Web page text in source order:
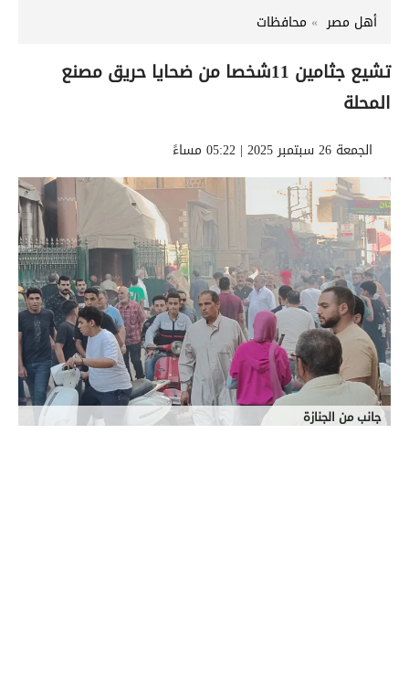
أهل مصر محافظات
تشيع جثامين 11شخصا من ضحايا حريق مصنع
المحلة
الجمعة 26 سبتمبر 2025 | 05:22 مساءً
جانب من الجنازة